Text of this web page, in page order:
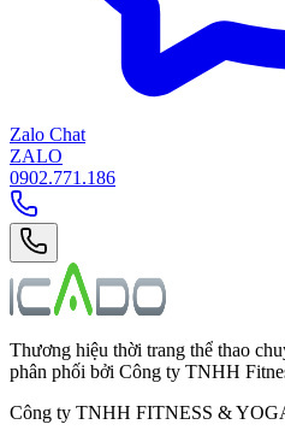
Zalo Chat
ZALO
0902.771.186
Thương hiệu thời trang thể thao
phân phối bởi Công ty TNHH
Công ty TNHH FITNESS &